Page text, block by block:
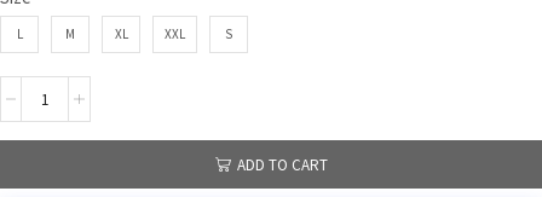
L M XL XXL S
ADD TO CART